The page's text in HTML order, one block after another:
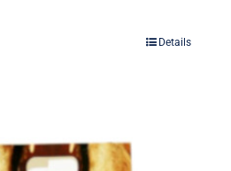
Details